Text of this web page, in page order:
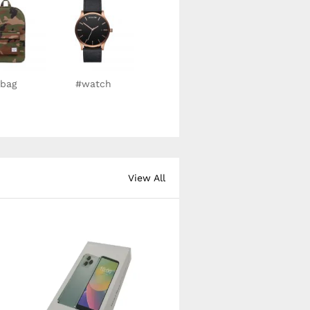
#watch
View All